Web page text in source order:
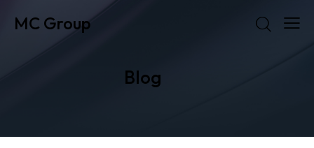
MC Group
Blog